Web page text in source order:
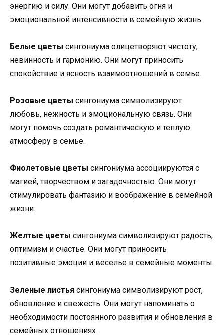
энергию и силу. Они могут добавить огня и
эмоциональной интенсивности в семейную жизнь.
Белые цветы сингониума олицетворяют чистоту,
невинность и гармонию. Они могут приносить
спокойствие и ясность взаимоотношений в семье.
Розовые цветы сингониума символизируют
любовь, нежность и эмоциональную связь. Они
могут помочь создать романтическую и теплую
атмосферу в семье.
Фиолетовые цветы сингониума ассоциируются с
магией, творчеством и загадочностью. Они могут
стимулировать фантазию и воображение в семейной
жизни.
Желтые цветы сингониума символизируют радость,
оптимизм и счастье. Они могут приносить
позитивные эмоции и веселье в семейные моменты.
Зеленые листья сингониума символизируют рост,
обновление и свежесть. Они могут напоминать о
необходимости постоянного развития и обновления в
семейных отношениях.